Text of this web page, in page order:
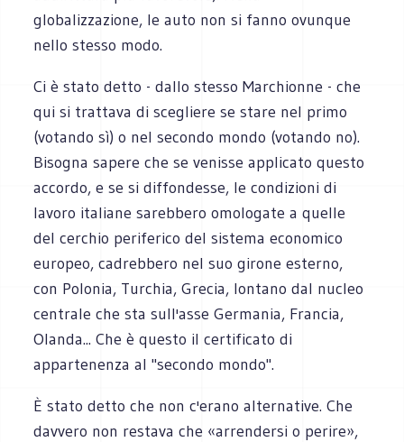
globalizzazione, le auto non si fanno ovunque
nello stesso modo.
Ci è stato detto - dallo stesso Marchionne - che
qui si trattava di scegliere se stare nel primo
(votando sì) o nel secondo mondo (votando no).
Bisogna sapere che se venisse applicato questo
accordo, e se si diffondesse, le condizioni di
lavoro italiane sarebbero omologate a quelle
del cerchio periferico del sistema economico
europeo, cadrebbero nel suo girone esterno,
con Polonia, Turchia, Grecia, lontano dal nucleo
centrale che sta sull'asse Germania, Francia,
Olanda... Che è questo il certificato di
appartenenza al "secondo mondo".
È stato detto che non c'erano alternative. Che
davvero non restava che «arrendersi o perire»,